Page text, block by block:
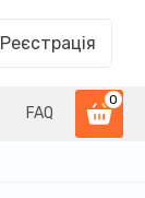
Реєстрація
FAQ
0